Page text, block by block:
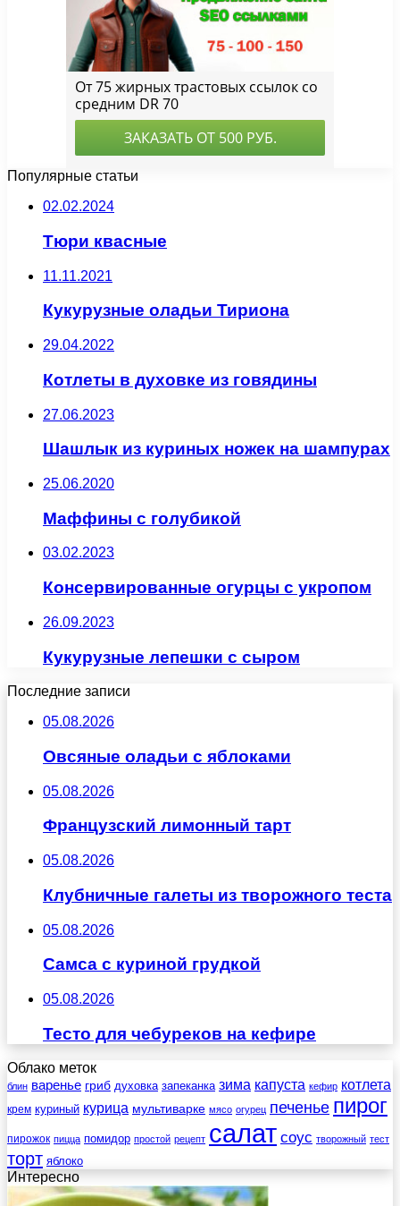
Популярные статьи
02.02.2024
Тюри квасные
11.11.2021
Кукурузные оладьи Тириона
29.04.2022
Котлеты в духовке из говядины
27.06.2023
Шашлык из куриных ножек на шампурах
25.06.2020
Маффины с голубикой
03.02.2023
Консервированные огурцы с укропом
26.09.2023
Кукурузные лепешки с сыром
Последние записи
05.08.2026
Овсяные оладьи с яблоками
05.08.2026
Французский лимонный тарт
05.08.2026
Клубничные галеты из творожного теста
05.08.2026
Самса с куриной грудкой
05.08.2026
Тесто для чебуреков на кефире
Облако меток
блин варенье гриб духовка запеканка зима капуста кефир котлета
крем куриный курица мультиварке мясо огурец печенье пирог
пирожок пицца помидор простой рецепт салат соус творожный тест
торт яблоко
Интересно